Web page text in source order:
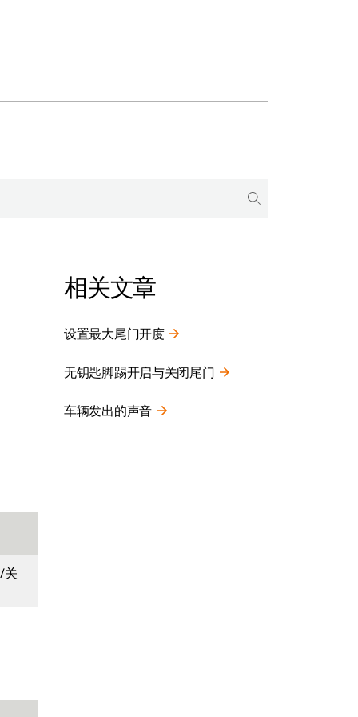
关
相关文章
设置最大尾门开度
无钥匙脚踢开启与关闭尾门
车辆发出的声音